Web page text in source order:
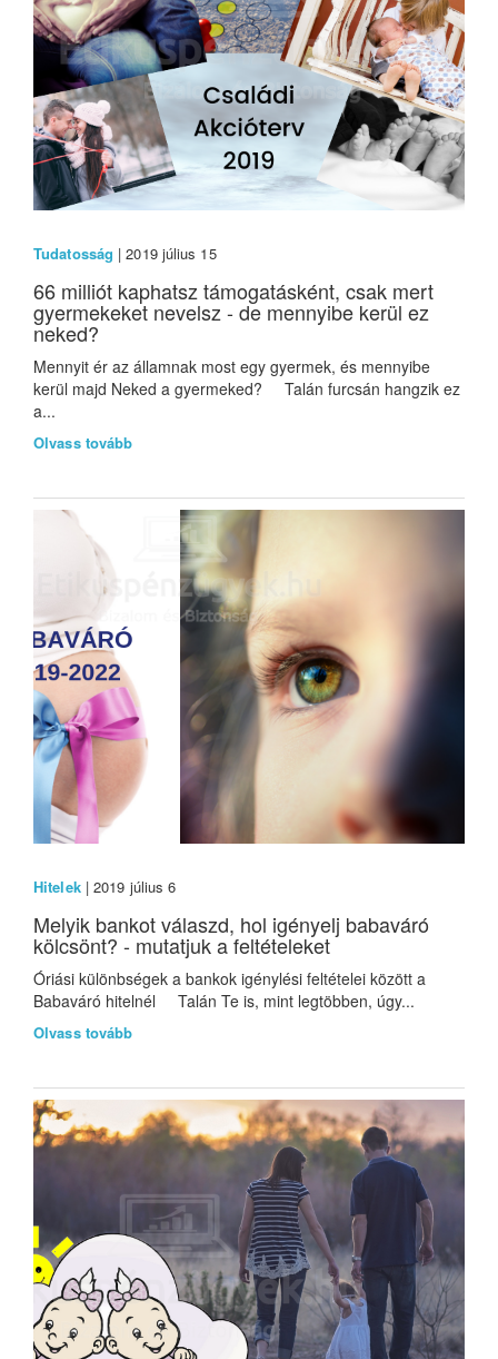
Tudatosság | 2019 július 15
66 milliót kaphatsz támogatásként, csak mert
gyermekeket nevelsz - de mennyibe kerül ez
neked?
Mennyit ér az államnak most egy gyermek, és mennyibe
kerül majd Neked a gyermeked? Talán furcsán hangzik ez
a...
Olvass tovább
Hitelek| 2019 július 6
Melyik bankot válaszd, hol igényelj babaváró
kölcsönt? - mutatjuk a feltételeket
Óriási különbségek a bankok igénylési feltételei között a
Babaváró hitelnél Talán Te is, mint legtöbben, úgy...
Olvass tovább